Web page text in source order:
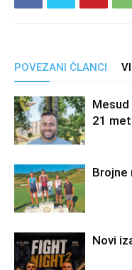
POVEZANI ČLANCI
21
Brojne
Novi